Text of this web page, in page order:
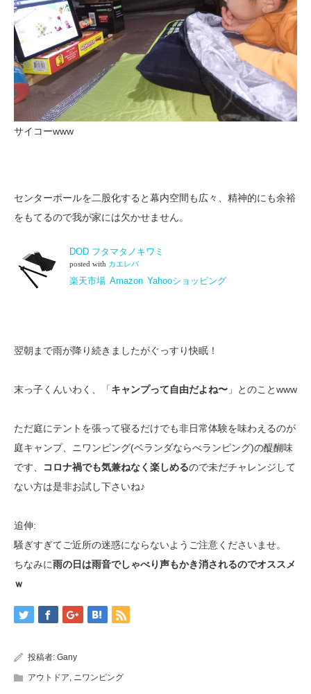
サイコーwww
センターポールを二股化すると幕内空間も広々、精神的にも余裕
をもてるので我が家には欠かせません。
DOD フタマタノキワミ
posted with カエレバ
楽天市場 Amazon Yahooショッピング
翌朝まで雨が降り続きましたがぐっすり快眠！
末っ子くんいわく、「キャンプって自由だよね〜 」とのことwww
ただ庭にテントを張って寝るだけでも非日常体験を味わえるのが
庭キャンプ、ニワンピング(ベランダならべランピング)の醍醐味
です、
コロナ禍でも気兼ねなく楽しめるので未だチャレンジして
ない方は是非お試し下さいね♪
追伸:
騒ぎすぎてご近所の迷惑にならないようご注意くださいませ。
ちなみに雨の日は雨音でしゃべり声もかき消されるのでオススメ
ｗ
投稿者: Gany
アウトドア, ニワンピング